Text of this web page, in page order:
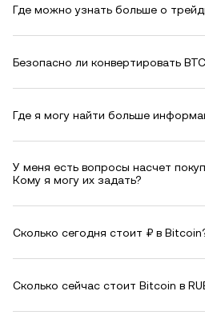
Где можно узнать больше о
Безопасно ли конвертировать
Где я могу найти больше
У меня есть вопросы насчет
Кому я могу их задать?
Сколько сегодня стоит ₽ в
Сколько сейчас стоит Bitcoin в